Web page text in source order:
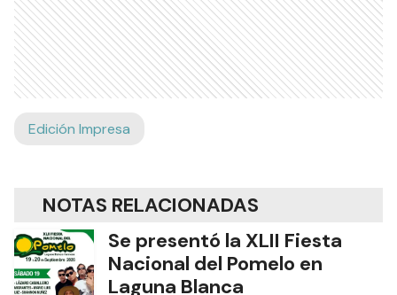
Edición Impresa
NOTAS RELACIONADAS
Se presentó la XLII Fiesta
Nacional del Pomelo en
Laguna Blanca